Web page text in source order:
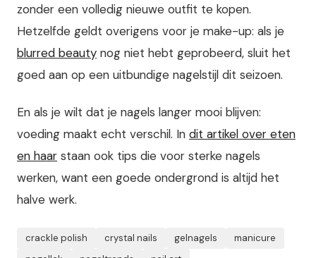
zonder een volledig nieuwe outfit te kopen.
Hetzelfde geldt overigens voor je make-up: als je
blurred beauty nog niet hebt geprobeerd, sluit het
goed aan op een uitbundige nagelstijl dit seizoen.
En als je wilt dat je nagels langer mooi blijven:
voeding maakt echt verschil. In dit artikel over eten
en haar staan ook tips die voor sterke nagels
werken, want een goede ondergrond is altijd het
halve werk.
crackle polish crystal nails gelnagels
manicure